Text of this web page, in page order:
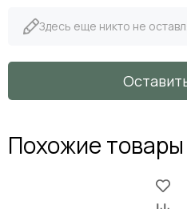
Здесь еще никто не
Похожие товары